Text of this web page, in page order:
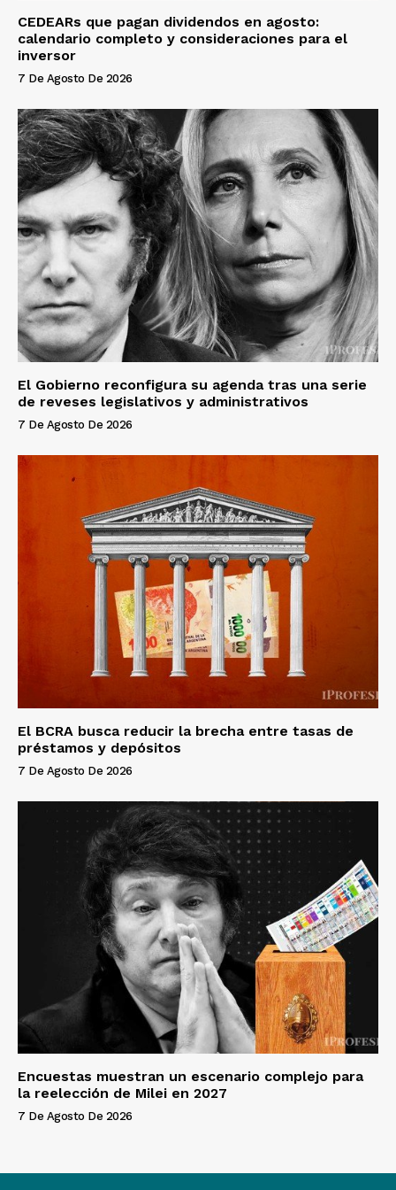
CEDEARs que pagan dividendos en agosto:
calendario completo y consideraciones para el
inversor
7 De Agosto De 2026
El Gobierno reconfigura su agenda tras una serie
de reveses legislativos y administrativos
7 De Agosto De 2026
El BCRA busca reducir la brecha entre tasas de
préstamos y depósitos
7 De Agosto De 2026
Encuestas muestran un escenario complejo para
la reelección de Milei en 2027
7 De Agosto De 2026